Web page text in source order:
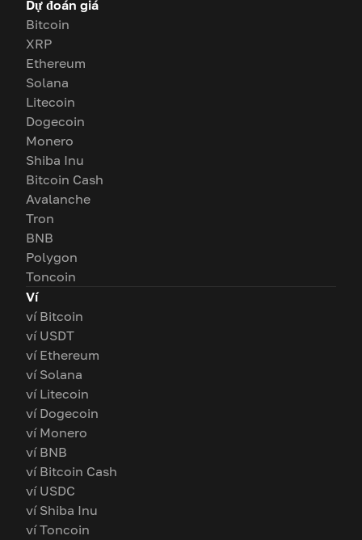
Dự đoán giá
Bitcoin
XRP
Ethereum
Solana
Litecoin
Dogecoin
Monero
Shiba Inu
Bitcoin Cash
Avalanche
Tron
BNB
Polygon
Toncoin
Ví
ví Bitcoin
ví USDT
ví Ethereum
ví Solana
ví Litecoin
ví Dogecoin
ví Monero
ví BNB
ví Bitcoin Cash
ví USDC
ví Shiba Inu
ví Toncoin